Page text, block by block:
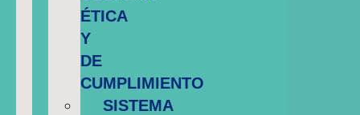
ÉTICA
Y
DE
CUMPLIMIENTO
SISTEMA